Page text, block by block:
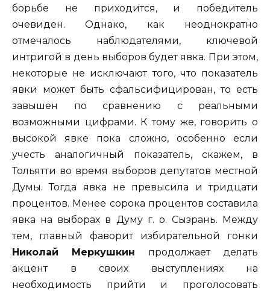
борьбе не приходится, и победитель
очевиден. Однако, как неоднократно
отмечалось наблюдателями, ключевой
интригой в день выборов будет явка. При этом,
некоторые не исключают того, что показатель
явки может быть сфальсифицирован, то есть
завышен по сравнению с реальными
возможными цифрами. К тому же, говорить о
высокой явке пока сложно, особенно если
учесть аналогичный показатель, скажем, в
Тольятти во время выборов депутатов местной
Думы. Тогда явка не превысила и тридцати
процентов. Менее сорока процентов составила
явка на выборах в Думу г. о. Сызрань. Между
тем, главный фаворит избирательной гонки
Николай Меркушкин продолжает делать
акцент в своих выступлениях на
необходимость прийти и проголосовать